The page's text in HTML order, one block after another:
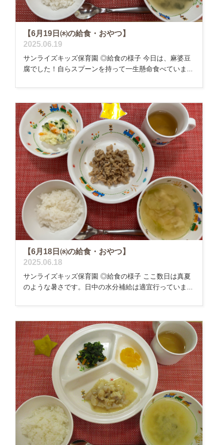
【6月19日㈭の給食・おやつ】
2025.06.19
サンライズキッズ保育園 ◎給食の様子 今日は、麻婆豆
腐でした！自らスプーンを持って一生懸命食べていま...
【6月18日㈬の給食・おやつ】
2025.06.18
サンライズキッズ保育園 ◎給食の様子 ここ数日は真夏
のような暑さです。日中の水分補給は適宜行っていま...